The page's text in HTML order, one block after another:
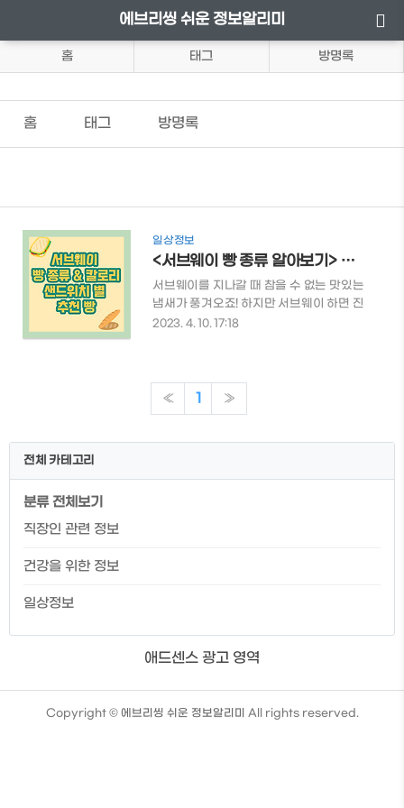
에브리씽 쉬운 정보알리미
홈 태그 방명록
홈 태그 방명록
일상정보
<서브웨이 빵 종류 알아보기> 간략한 설명 및 칼로리 정보
서브웨이를 지나갈 때 참을 수 없는 맛있는
냄새가 풍겨오죠! 하지만 서브웨이 하면 진
입장벽이 큰 체인점의 인식이 있어 섣불리
빵 종류 샌드위치 별 추천 빵 서브웨이 빵 종
류 빵종류 칼로리 특징 허니오트 235kcal
바삭하고 속은 부드럽게 위트 192kcal 9
2023. 4. 10. 17:18
« 1 »
전체 카테고리
분류 전체보기
직장인 관련 정보
건강을 위한 정보
일상정보
애드센스 광고 영역
Copyright © 에브리씽 쉬운 정보알리미 All rights reserved.
TistoryWhaleSkin3.4